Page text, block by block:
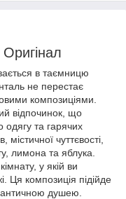
в таємницю
не перестає
композиціями.
відпочинок, що
одягу та гарячих
чуттєвості,
лимона та яблука.
у якій ви
Ця композиція підійде
душею.